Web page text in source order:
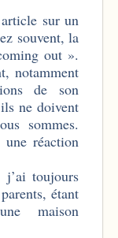
sur un
souvent, la
out ».
notamment
de son
ne doivent
sommes.
réaction
toujours
étant
maison